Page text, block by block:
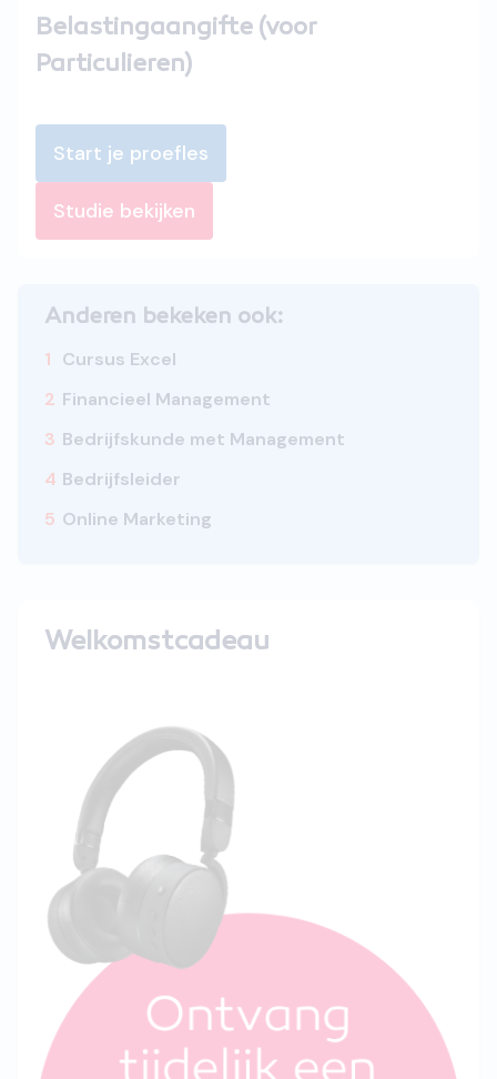
Belastingaangifte (voor
Particulieren)
Start je proefles
Studie bekijken
Anderen bekeken ook:
1 Cursus Excel
2 Financieel Management
3 Bedrijfskunde met Management
4 Bedrijfsleider
5 Online Marketing
Welkomstcadeau